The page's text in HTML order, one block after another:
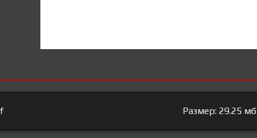
Размер: 29.25 мб